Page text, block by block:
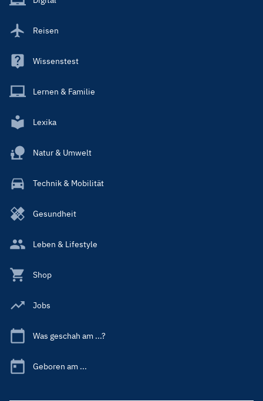
Reisen
Wissenstest
Lernen & Familie
Lexika
Natur & Umwelt
Technik & Mobilität
Gesundheit
Leben & Lifestyle
Shop
Jobs
Was geschah am ...?
Geboren am ...